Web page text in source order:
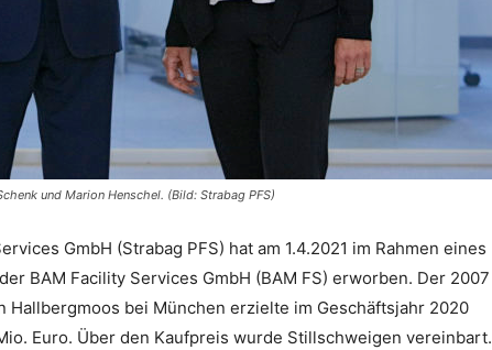
und Marion Henschel. (Bild: Strabag PFS)
GmbH (Strabag PFS) hat am 1.4.2021 im Rahmen eines
BAM Facility Services GmbH (BAM FS) erworben. Der 2007
bei München erzielte im Geschäftsjahr 2020
Euro. Über den Kaufpreis wurde Stillschweigen vereinbart.